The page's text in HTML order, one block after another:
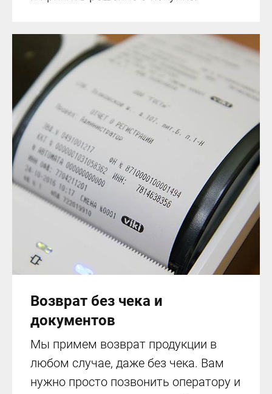
Возврат без чека и
документов
Мы примем возврат продукции в
любом случае, даже без чека. Вам
нужно просто позвонить оператору и